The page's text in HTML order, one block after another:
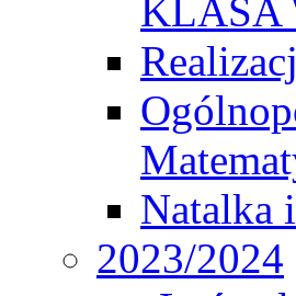
KLASA
Natalka
2023/2024